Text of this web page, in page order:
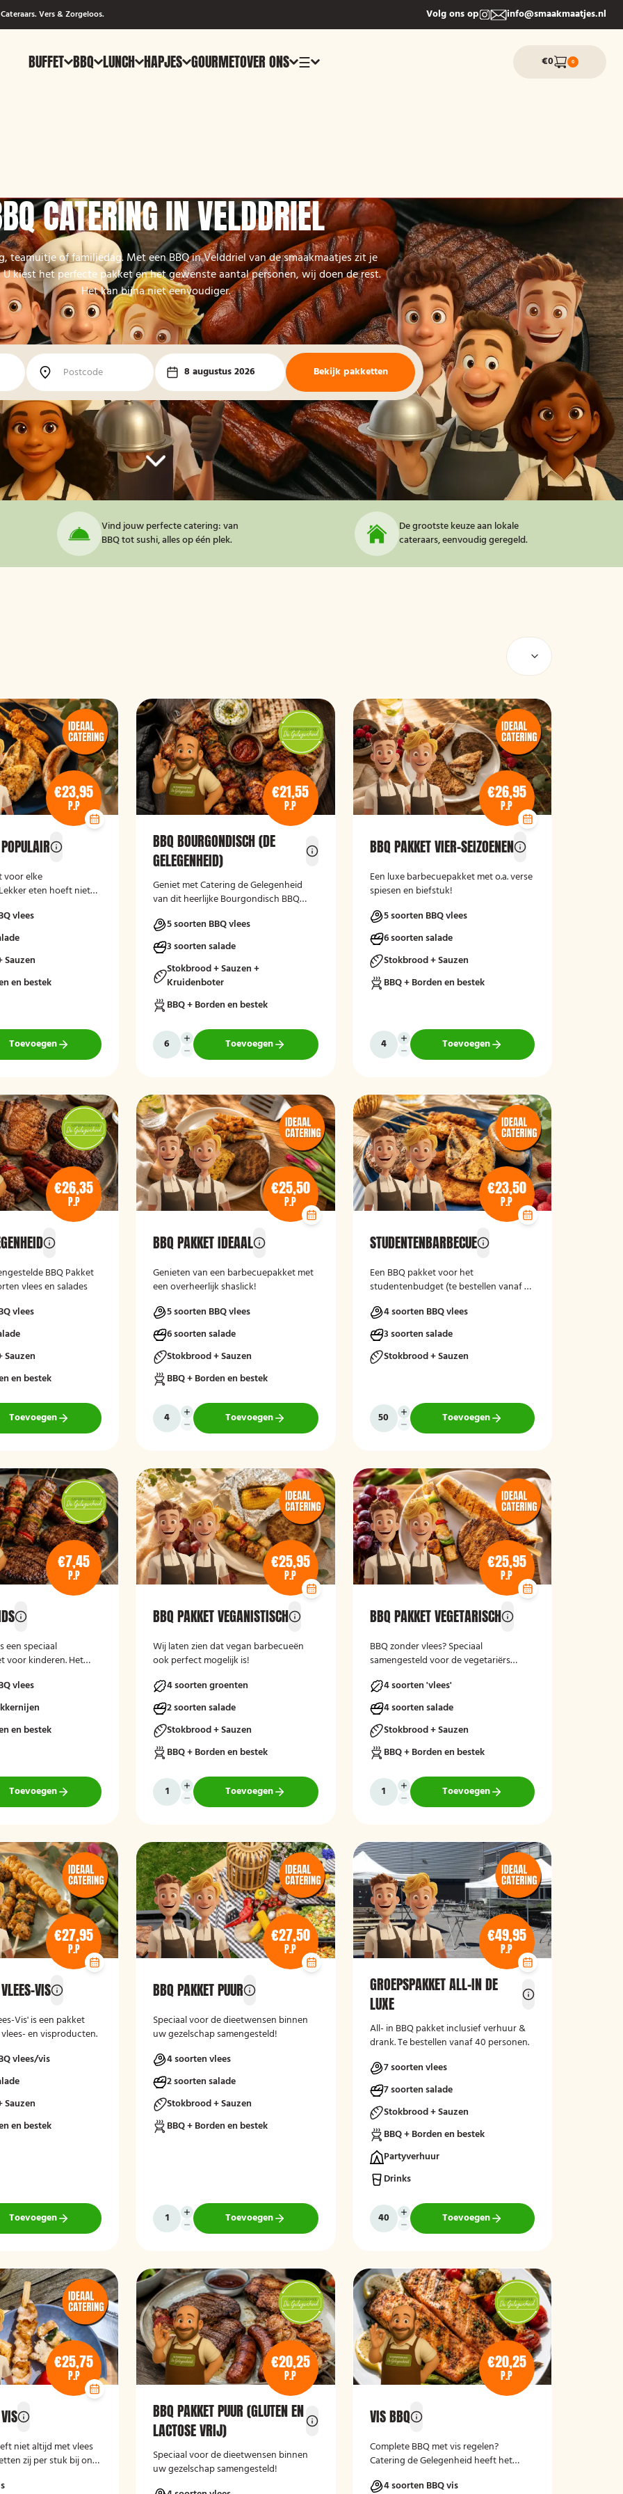
Vers & Zorgeloos. Volg ons op info@smaakmaatjes.nl
BUFFET BBQ LUNCH HAPJES GOURMETOVER ONS ☰ €0 0
CATERING IN VELDDRIEL
teamuitje of familiedag. Met een BBQ in Velddriel van de smaakmaatjes zit je
kiest het perfecte pakket en het gewenste aantal personen, wij doen de rest.
Het kan bijna niet eenvoudiger.
8 augustus 2026 Bekijk pakketten
Vind jouw perfecte catering: van
BBQ tot sushi, alles op één plek.
De grootste keuze aan lokale
cateraars, eenvoudig geregeld.
€23,95
P.P
voor elke
eten hoeft niet
vlees
Sauzen
en bestek
Toevoegen
€21,55
P.P
BBQ BOURGONDISCH (DE
GELEGENHEID)
Geniet met Catering de Gelegenheid
van dit heerlijke Bourgondisch BBQ
5 soorten BBQ vlees
3 soorten salade
Stokbrood + Sauzen +
Kruidenboter
BBQ + Borden en bestek
Toevoegen
€26,95
P.P
BBQ PAKKET VIER-SEIZOENEN
Een luxe barbecuepakket met o.a. verse
spiesen en biefstuk!
5 soorten BBQ vlees
6 soorten salade
Stokbrood + Sauzen
BBQ + Borden en bestek
Toevoegen
€26,35
P.P
BBQ Pakket
vlees en salades
vlees
Sauzen
en bestek
Toevoegen
€25,50
P.P
BBQ PAKKET IDEAAL
Genieten van een barbecuepakket met
een overheerlijk shaslick!
5 soorten BBQ vlees
6 soorten salade
Stokbrood + Sauzen
BBQ + Borden en bestek
Toevoegen
€23,50
P.P
STUDENTENBARBECUE
Een BBQ pakket voor het
studentenbudget (te bestellen vanaf 50
4 soorten BBQ vlees
3 soorten salade
Stokbrood + Sauzen
Toevoegen
€7,45
P.P
een speciaal
voor kinderen. Het
en bijgerechten,
gasten kunnen
complete BBQ-
feest, familiedag of
vlees
en bestek
Toevoegen
€25,95
P.P
BBQ PAKKET VEGANISTISCH
Wij laten zien dat vegan barbecueën
ook perfect mogelijk is!
4 soorten groenten
2 soorten salade
Stokbrood + Sauzen
BBQ + Borden en bestek
Toevoegen
€25,95
P.P
BBQ PAKKET VEGETARISCH
BBQ zonder vlees? Speciaal
samengesteld voor de vegetariërs
4 soorten 'vlees'
4 soorten salade
Stokbrood + Sauzen
BBQ + Borden en bestek
Toevoegen
€27,95
P.P
VIS
Vis' is een pakket
en visproducten.
vlees/vis
Sauzen
en bestek
Toevoegen
€27,50
P.P
BBQ PAKKET PUUR
Speciaal voor de dieetwensen binnen
uw gezelschap samengesteld!
4 soorten vlees
2 soorten salade
Stokbrood + Sauzen
BBQ + Borden en bestek
Toevoegen
€49,95
P.P
GROEPSPAKKET ALL-IN DE
LUXE
All- in BBQ pakket inclusief verhuur &
drank. Te bestellen vanaf 40 personen.
7 soorten vlees
7 soorten salade
Stokbrood + Sauzen
BBQ + Borden en bestek
Partyverhuur
Drinks
Toevoegen
€25,75
P.P
niet altijd met vlees
zij per stuk bij ons
€20,25
P.P
BBQ PAKKET PUUR (GLUTEN EN
LACTOSE VRIJ)
Speciaal voor de dieetwensen binnen
uw gezelschap samengesteld!
€20,25
P.P
VIS BBQ
Complete BBQ met vis regelen?
Catering de Gelegenheid heeft het
4 soorten BBQ vis